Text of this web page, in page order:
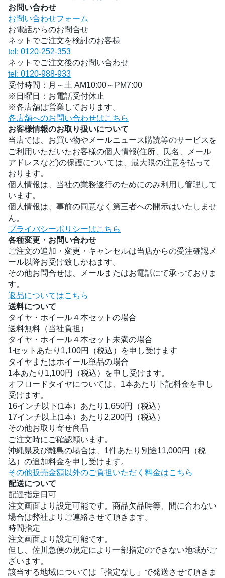
お問い合わせ
お問い合わせフォーム
お電話からのお問合せ
ネットでご注文を検討のお客様
tel: 0120-252-353
ネットでご注文後のお問い合わせ
tel: 0120-988-933
受付時間：月～土 AM10:00～PM7:00
※日曜日：お電話受付休止
※各店舗は営業しております。
各店舗へのお問い合わせはこちら
お客様情報のお取り扱いについて
当店では、お買い物やメールニュース購読等のサービスを
ご利用いただいたお客様の個人情報(住所、氏名、メール
アドレスなど)の保護については、最大限の注意を払って
おります。
個人情報は、当社の業務遂行のためにのみ利用し管理して
います。
個人情報は、事前の同意なく第三者への開示はいたしませ
ん。
プライバシーポリシーはこちら
各種変更・お問い合わせ
ご注文の追加・変更・キャンセルは当店からの受注確認メ
ール以降お受け致しかねます。
その他お問合せは、メールまたはお電話にて承っておりま
す。
返品についてはこちら
送料について
タイヤ・ホイール４本セットの場合
送料無料（当社負担）
タイヤ・ホイール４本セット未満の場合
1セットあたり1,100円（税込）を申し受けます
タイヤまたはホイール単品の場合
1本あたり1,100円（税込）を申し受けます。
オフロードタイヤについては、1本あたり下記料金を申し
受けます。
16インチ以下(1本）あたり1,650円（税込）
17インチ以上(1本）あたり2,200円（税込）
その他お取り寄せ商品
ご注文時にご確認願います。
沖縄県及び離島の場合は、1件あたり別途11,000円（税
込）の追加料金を申し受けます。
その他販売金額以外のご負担いただく料金はこちら
配送について
配達指定日可
注文画面より設定可能です。商品欠品時等、間に合わない
場合は弊社よりご連絡させて頂きます。
時間指定
注文画面より設定可能です。
但し、佐川急便の規定により一部指定のできない地域がご
ざいます。
該当する地域については「指定なし」で発送させて頂きま